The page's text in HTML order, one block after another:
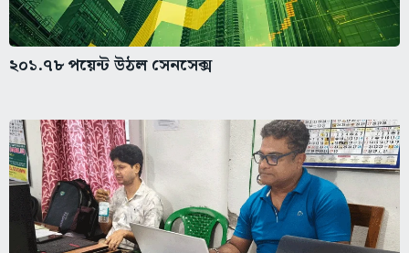
২০১.৭৮ পয়েন্ট উঠল সেনসেক্স